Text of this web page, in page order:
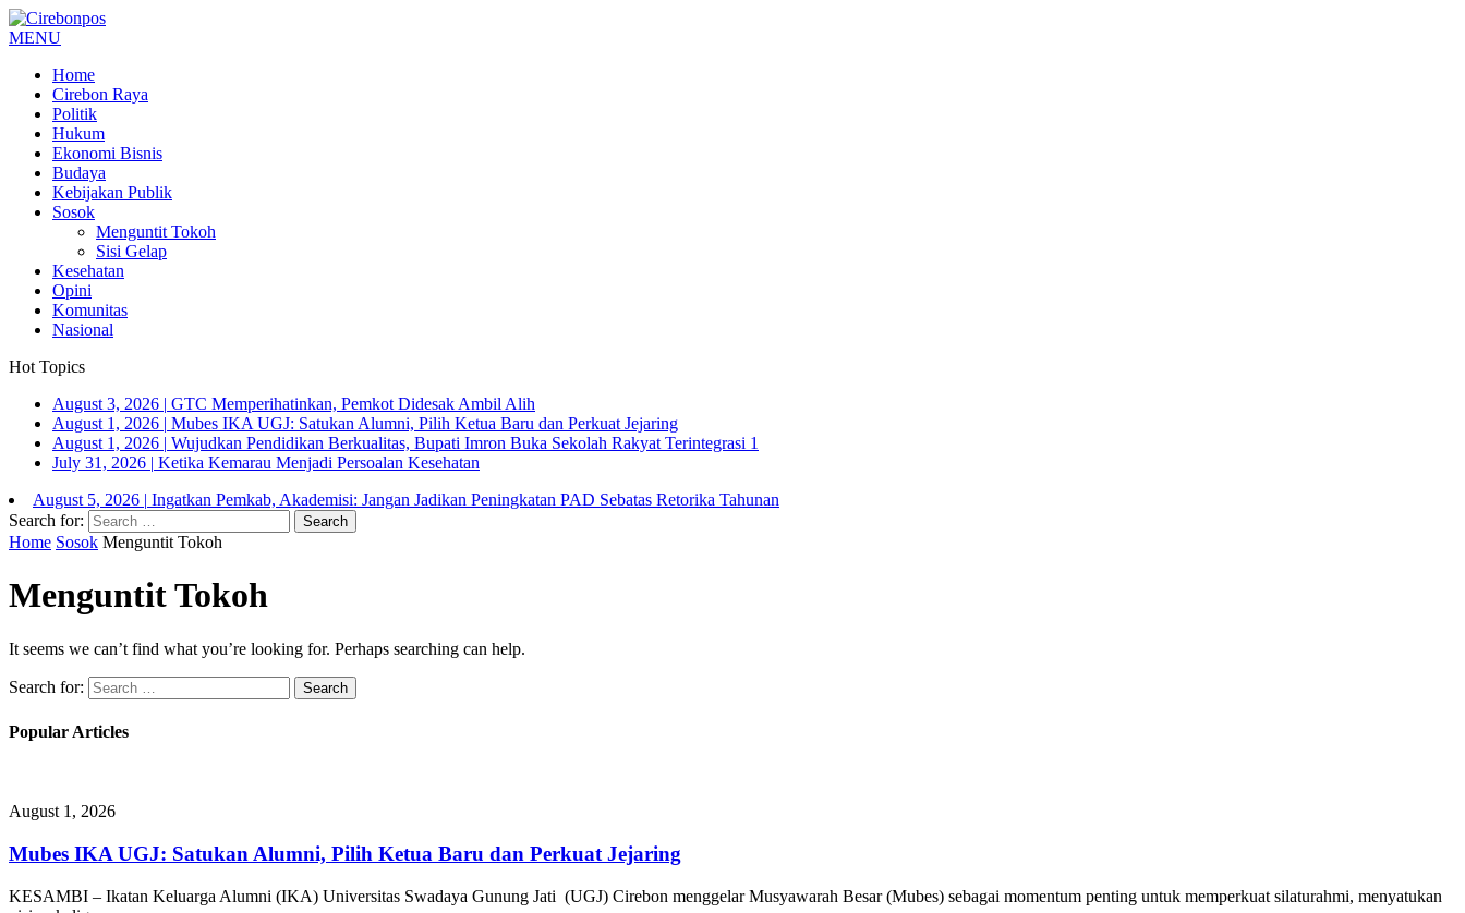
MENU
Home
Cirebon Raya
Politik
Hukum
Ekonomi Bisnis
Budaya
Kebijakan Publik
Sosok
Menguntit Tokoh
Sisi Gelap
Kesehatan
Opini
Komunitas
Nasional
Hot Topics
August 3, 2026 | GTC Memperihatinkan, Pemkot Didesak Ambil Alih
August 1, 2026 | Mubes IKA UGJ: Satukan Alumni, Pilih Ketua Baru dan Perkuat Jejaring
August 1, 2026 | Wujudkan Pendidikan Berkualitas, Bupati Imron Buka Sekolah Rakyat Terintegrasi 1
July 31, 2026 | Ketika Kemarau Menjadi Persoalan Kesehatan
August 5, 2026 | Ingatkan Pemkab, Akademisi: Jangan Jadikan Peningkatan PAD Sebatas Retorika Tahunan
Search for:
Home Sosok Menguntit Tokoh
Menguntit Tokoh
It seems we can’t find what you’re looking for. Perhaps searching can help.
Search for:
Popular Articles
August 1, 2026
Mubes IKA UGJ: Satukan Alumni, Pilih Ketua Baru dan Perkuat Jejaring
KESAMBI – Ikatan Keluarga Alumni (IKA) Universitas Swadaya Gunung Jati (UGJ) Cirebon menggelar Musyawarah Besar (Mubes) sebagai momentum penting untuk memperkuat silaturahmi, menyatukan